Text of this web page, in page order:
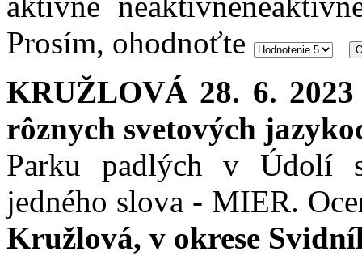
Prosím, ohodnoťte
KRUŽLOVÁ 28. 6. 2023
rôznych svetových
Parku padlých v Údolí
jedného slova - MIER.
Kružlová, v okrese